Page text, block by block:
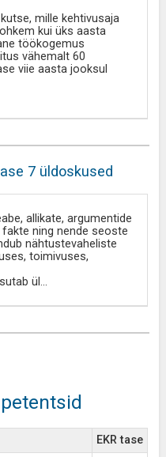
mille kehtivusaja
kui üks aasta
töökogemus
vähemalt 60
viie aasta jooksul
7 üldoskused
allikate, argumentide
ning nende seoste
nähtustevaheliste
toimivuses,
ül ...
EKR tase